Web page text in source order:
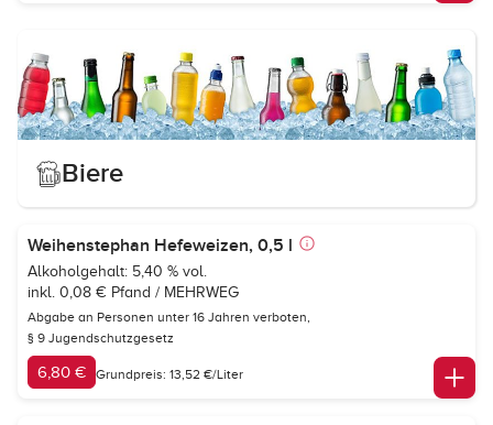
Biere
Weihenstephan Hefeweizen, 0,5 l
Alkoholgehalt: 5,40 % vol.
inkl. 0,08 € Pfand / MEHRWEG
Abgabe an Personen unter 16 Jahren verboten,
§ 9 Jugendschutzgesetz
6,80 € Grundpreis: 13,52 €/Liter